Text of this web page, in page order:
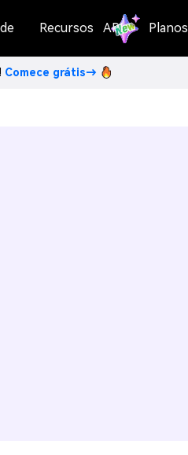
Recursos API Planos
Comece grátis→